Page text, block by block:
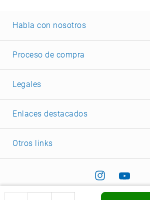
Habla con nosotros
Proceso de compra
Legales
Enlaces destacados
Otros links